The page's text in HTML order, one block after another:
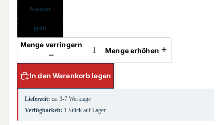
Neonrot
grün
Menge verringern
Menge erhöhen
In den Warenkorb legen
Lieferzeit: ca. 3-7 Werktage
Verfügbarkeit: 1 Stück auf Lager